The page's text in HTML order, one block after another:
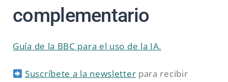
complementario
Guía de la BBC para el uso de la IA.
Suscríbete a la newsletter para recibir